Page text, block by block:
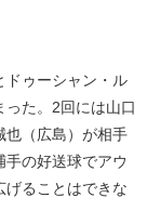
ゥーシャン・ル
た。2回には山口
也（広島）が相手
の好送球でアウ
げることはできな